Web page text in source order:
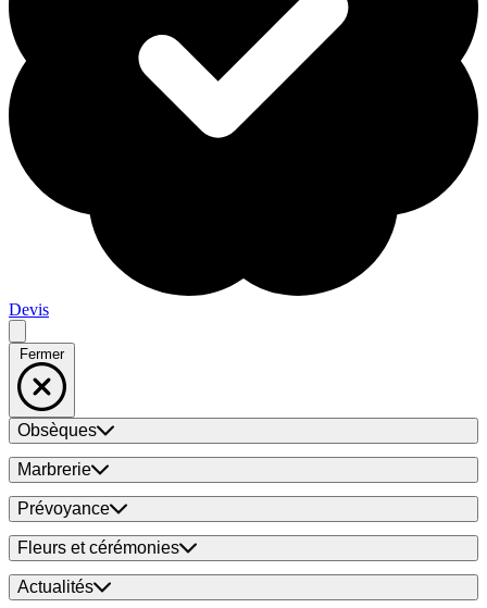
Devis
Fermer
Obsèques
Marbrerie
Prévoyance
Fleurs et cérémonies
Actualités